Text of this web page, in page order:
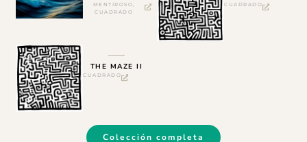
MENTIROSO,
CUADRADO
CUADRADO
THE MAZE II
CUADRADO
Colección completa